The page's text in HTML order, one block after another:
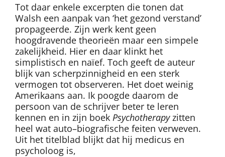
Tot daar enkele excerpten die tonen dat
Walsh een aanpak van ‘het gezond verstand’
propageerde. Zijn werk kent geen
hoogdravende theorieën maar een simpele
zakelijkheid. Hier en daar klinkt het
simplistisch en naïef. Toch geeft de auteur
blijk van scherpzinnigheid en een sterk
vermogen tot observeren. Het doet weinig
Amerikaans aan. Ik poogde daarom de
persoon van de schrijver beter te leren
kennen en in zijn boek Psychotherapyzitten
heel wat auto–biografische feiten verweven.
Uit het titelblad blijkt dat hij medicus en
psycholoog is,